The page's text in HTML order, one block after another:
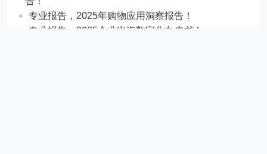
专业报告，2025年购物应用洞察报告！
专业报告，2025企业出海数字化白皮书！